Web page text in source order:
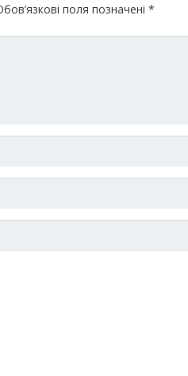
поля позначені *